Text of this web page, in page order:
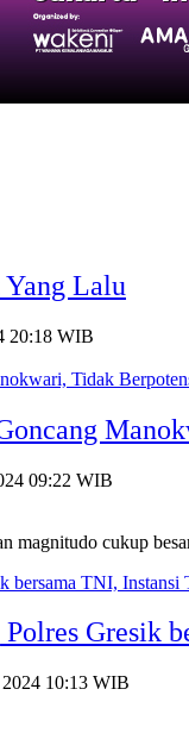
Lalu
20:18 WIB
09:22 WIB
magnitudo cukup
Gresik
10:13 WIB